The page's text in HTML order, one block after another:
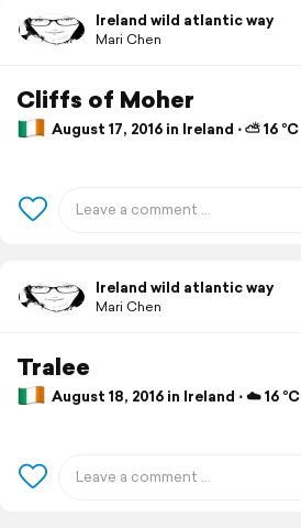
Ireland wild atlantic way
Mari Chen
Cliffs of Moher
August 17, 2016 in Ireland ⋅ ⛅ 16 °C
Ireland wild atlantic way
Mari Chen
Tralee
August 18, 2016 in Ireland ⋅ ☁️ 16 °C